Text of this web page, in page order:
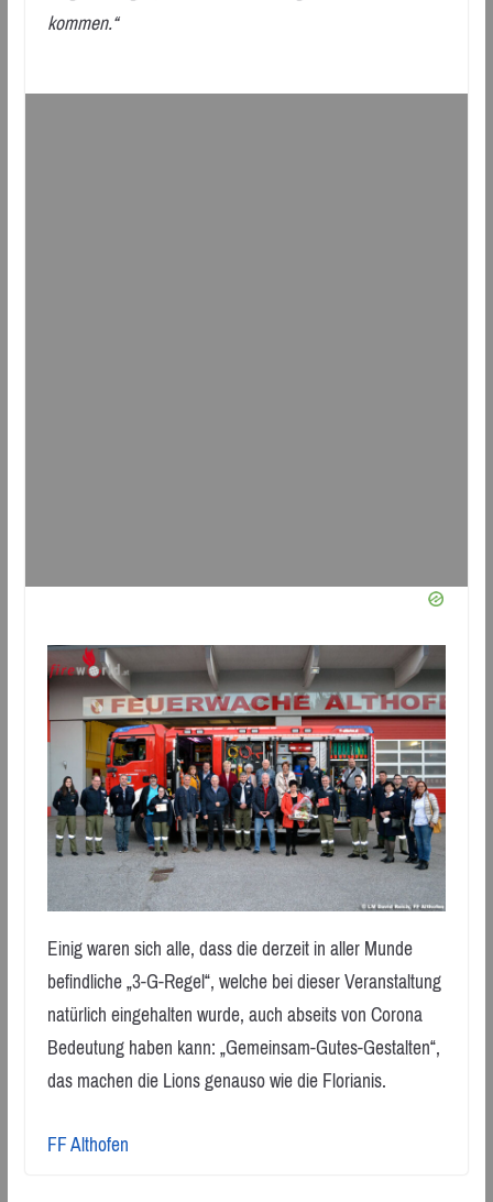
kommen.“
Einig waren sich alle, dass die derzeit in aller Munde
befindliche „3-G-Regel“, welche bei dieser Veranstaltung
natürlich eingehalten wurde, auch abseits von Corona
Bedeutung haben kann: „Gemeinsam-Gutes-Gestalten“,
das machen die Lions genauso wie die Florianis.
FF Althofen